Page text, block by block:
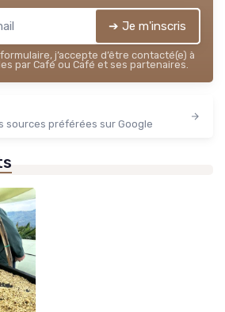
➔ Je m'inscris
j’accepte d’être contacté(e) à
par Café ou Café et ses partenaires.
sources préférées sur Google